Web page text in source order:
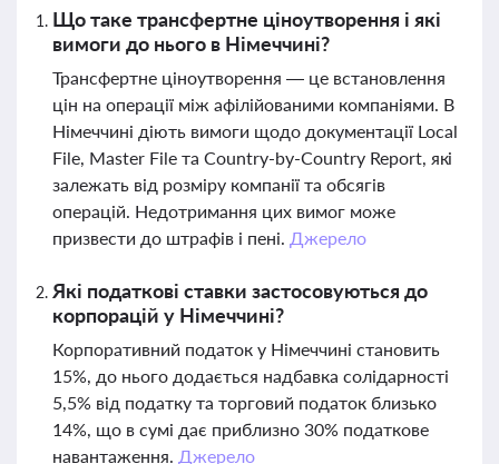
Що таке трансфертне ціноутворення і які
вимоги до нього в Німеччині?
Трансфертне ціноутворення — це встановлення
цін на операції між афілійованими компаніями. В
Німеччині діють вимоги щодо документації Local
File, Master File та Country-by-Country Report, які
залежать від розміру компанії та обсягів
операцій. Недотримання цих вимог може
призвести до штрафів і пені. Джерело
Які податкові ставки застосовуються до
корпорацій у Німеччині?
Корпоративний податок у Німеччині становить
15%, до нього додається надбавка солідарності
5,5% від податку та торговий податок близько
14%, що в сумі дає приблизно 30% податкове
навантаження. Джерело